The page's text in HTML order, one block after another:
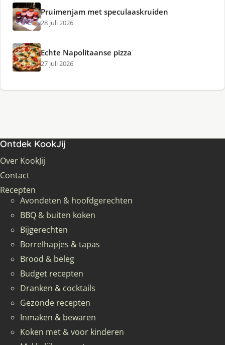
Pruimenjam met speculaaskruiden
28 juli 2026
Echte Napolitaanse pizza
27 juli 2026
Ontdek KookJij
Over KookJij
Contact
Recepten
Avondeten & hoofdgerechten
BBQ & buiten koken
Bijgerechten
Borrelhapjes & tapas
Brood & beleg
Budget recepten
Dranken & cocktails
Gezonde recepten
Inmaken & bewaren
Koken met & voor kinderen